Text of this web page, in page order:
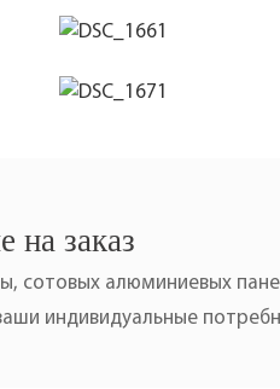
на заказ
сотовых алюминиевых
индивидуальные